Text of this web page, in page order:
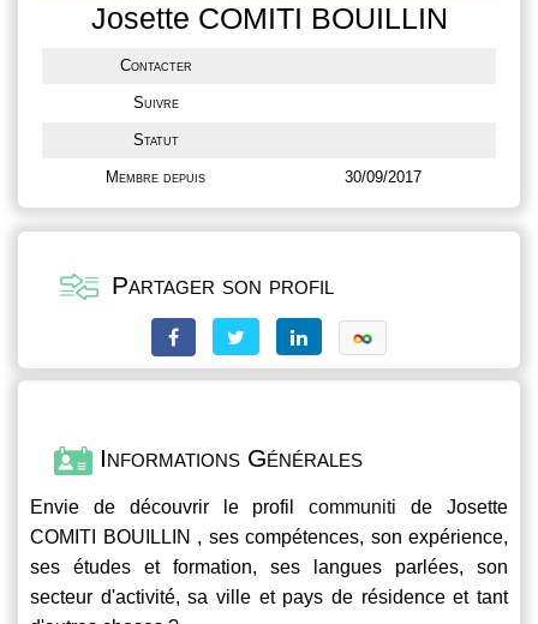
Josette COMITI BOUILLIN
Contacter
Suivre
Statut
Membre depuis 30/09/2017
Partager son profil
Informations Générales
Envie de découvrir le profilcommuniti de Josette
COMITI BOUILLIN , ses compétences, son expérience,
ses études et formation, ses langues parlées, son
secteur d'activité, sa ville et pays de résidence et tant